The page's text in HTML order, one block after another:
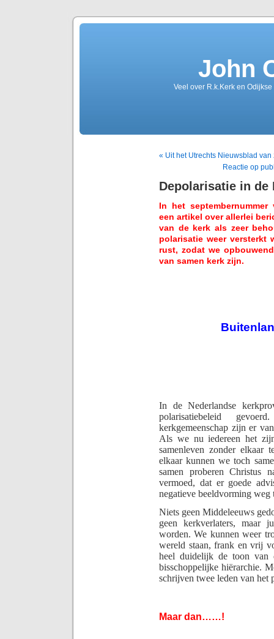
John
Veel over R.k.Kerk en
« Uit het Utrechts Nieuwsblad
Reactie op
Depolarisatie in de
In het
een artikel over allerlei
van de kerk als zeer
polarisatie weer versterkt
rust, zodat we
van samen kerk zijn.
In de Nederlandse
polarisatiebe­leid
kerkgemeenschap zijn er
Als we nu iedereen het
samenleven zonder elkaar
elkaar kunnen we toch
samen proberen
vermoed, dat er goede
negatieve beeldvorming weg
Niets geen Middeleeuws
geen kerkverlaters, maar
worden. We kunnen weer
wereld staan, frank en vrij
heel duidelijk de toon van
bisschoppelijke hiërarchie.
schrijven twee leden van het
Maar dan……!